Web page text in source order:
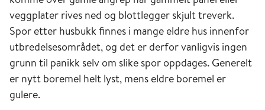
veggplater rives ned og blottlegger skjult treverk.
Spor etter husbukk finnes i mange eldre hus innenfor
utbredelsesområdet, og det er derfor vanligvis ingen
grunn til panikk selv om slike spor oppdages. Generelt
er nytt boremel helt lyst, mens eldre boremel er
gulere.